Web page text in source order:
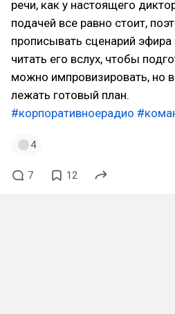
речи, как у настоящего
подачей все равно стоит,
прописывать сценарий
читать его вслух, чтобы
можно импровизировать, но
лежать готовый план.
#корпоративноерадио
4
7 12